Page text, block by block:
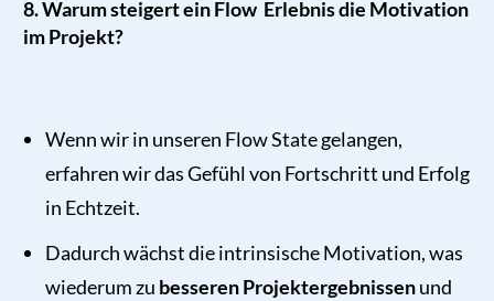
8. Warum steigert ein Flow Erlebnis die Motivation
im Projekt?
Wenn wir in unseren Flow State gelangen,
erfahren wir das Gefühl von Fortschritt und Erfolg
in Echtzeit.
Dadurch wächst die intrinsische Motivation, was
wiederum zu besseren Projektergebnissenund